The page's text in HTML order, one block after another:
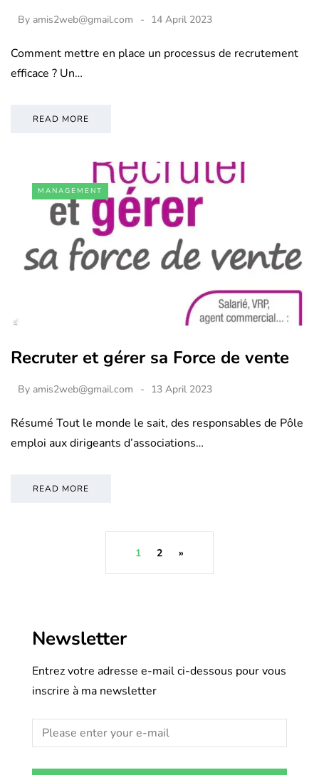
By amis2web@gmail.com 14 April 2023
Comment mettre en place un processus de recrutement
efficace ? Un…
READ MORE
MANAGEMENT
Recruter et gérer sa Force de vente
By amis2web@gmail.com 13 April 2023
Résumé Tout le monde le sait, des responsables de Pôle
emploi aux dirigeants d’associations…
READ MORE
1 2 »
Newsletter
Entrez votre adresse e-mail ci-dessous pour vous
inscrire à ma newsletter